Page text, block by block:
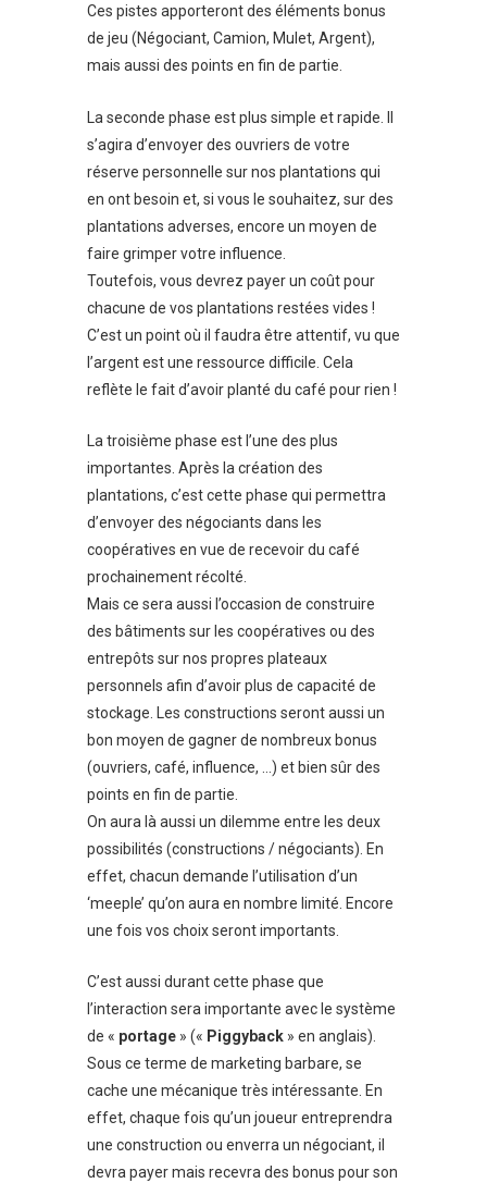
Ces pistes apporteront des éléments bonus
de jeu (Négociant, Camion, Mulet, Argent),
mais aussi des points en fin de partie.
La seconde phase est plus simple et rapide. Il
s’agira d’envoyer des ouvriers de votre
réserve personnelle sur nos plantations qui
en ont besoin et, si vous le souhaitez, sur des
plantations adverses, encore un moyen de
faire grimper votre influence.
Toutefois, vous devrez payer un coût pour
chacune de vos plantations restées vides !
C’est un point où il faudra être attentif, vu que
l’argent est une ressource difficile. Cela
reflète le fait d’avoir planté du café pour rien !
La troisième phase est l’une des plus
importantes. Après la création des
plantations, c’est cette phase qui permettra
d’envoyer des négociants dans les
coopératives en vue de recevoir du café
prochainement récolté.
Mais ce sera aussi l’occasion de construire
des bâtiments sur les coopératives ou des
entrepôts sur nos propres plateaux
personnels afin d’avoir plus de capacité de
stockage. Les constructions seront aussi un
bon moyen de gagner de nombreux bonus
(ouvriers, café, influence, …) et bien sûr des
points en fin de partie.
On aura là aussi un dilemme entre les deux
possibilités (constructions / négociants). En
effet, chacun demande l’utilisation d’un
‘meeple’ qu’on aura en nombre limité. Encore
une fois vos choix seront importants.
C’est aussi durant cette phase que
l’interaction sera importante avec le système
de « portage » (« Piggyback » en anglais).
Sous ce terme de marketing barbare, se
cache une mécanique très intéressante. En
effet, chaque fois qu’un joueur entreprendra
une construction ou enverra un négociant, il
devra payer mais recevra des bonus pour son